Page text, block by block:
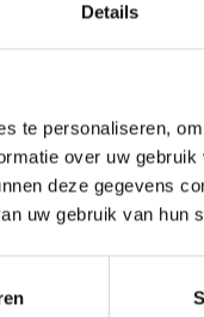
Details
te personaliseren,
over uw
deze gegevens
uw gebruik van hun
vastgezet
fit